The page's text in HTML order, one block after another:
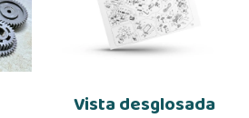
Vista desglosada